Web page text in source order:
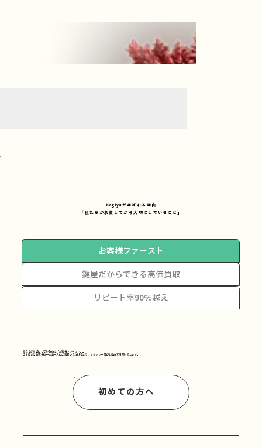
Kagiyaが選ばれる理由
「私たちが創業してから大切にしていること」
お客様ファースト
鍵屋だからできる高価買取
リピート率90%越え
私たちが大切にしているのは「お客様ファースト」。
さまざまなお客様お一人お一人にご満足いただけるよう、スタッフ一同心を込めて対応いたします。
初めての方へ